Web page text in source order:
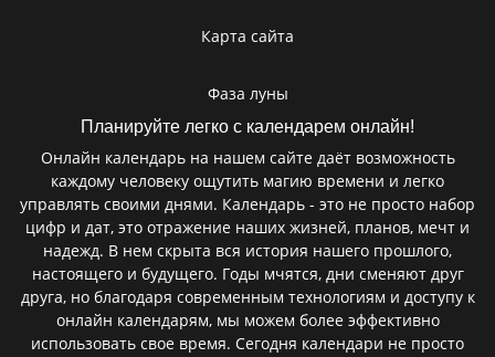
Карта сайта
Фаза луны
Планируйте легко с календарем онлайн!
Онлайн календарь на нашем сайте даёт возможность
каждому человеку ощутить магию времени и легко
управлять своими днями. Календарь - это не просто набор
цифр и дат, это отражение наших жизней, планов, мечт и
надежд. В нем скрыта вся история нашего прошлого,
настоящего и будущего. Годы мчятся, дни сменяют друг
друга, но благодаря современным технологиям и доступу к
онлайн календарям, мы можем более эффективно
использовать свое время. Сегодня календари не просто